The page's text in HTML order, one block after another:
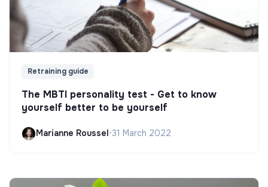
Retraining guide
The MBTI personality test - Get to know
yourself better to be yourself
Marianne Roussel•31 March 2022